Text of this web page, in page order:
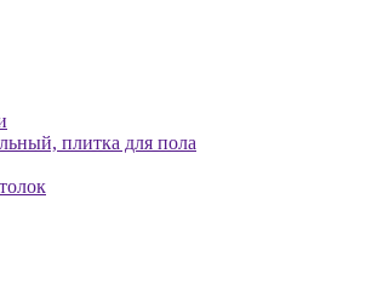
плитка для пола